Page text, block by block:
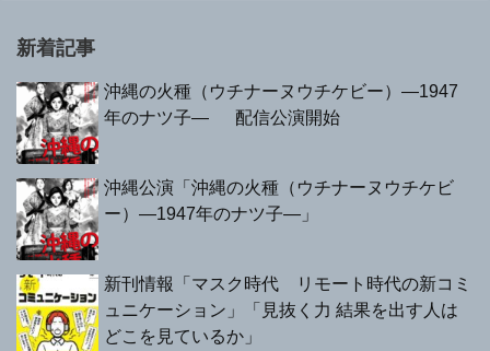
新着記事
沖縄の火種（ウチナーヌウチケビー）—1947
年のナツ子— 配信公演開始
沖縄公演「沖縄の火種（ウチナーヌウチケビ
ー）—1947年のナツ子—」
新刊情報「マスク時代 リモート時代の新コミ
ュニケーション」「見抜く力 結果を出す人は
どこを見ているか」